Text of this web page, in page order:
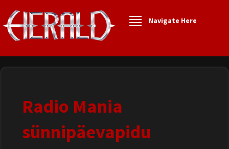
Navigate Here
Radio Mania
sünnipäevapidu